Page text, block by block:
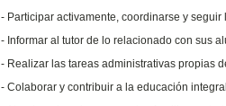
- Participar activamente, coordinarse y
- Informar al tutor de lo relacionado con sus
- Realizar las tareas administrativas propias
- Colaborar y contribuir a la educación